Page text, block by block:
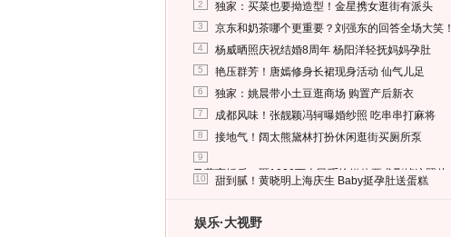
2 独家：买菜也要拗造型！金星携女逛街有派头
3 京东和奶茶哪个更重要？刘强东的回答全场大笑！
4 杨威晒照庆祝结婚8周年 杨阳洋轻抚妈妈孕肚
5 艳压群芳！唐嫣修身长裙现身活动 仙气儿足
6 独家：姚晨带小土豆逛商场 购置产后新衣
7 成都风味！张靓颖冯轲曝婚纱照 吃串串打麻将
8 接地气！阔太熊黛林打扮休闲逛街买厕所泵
9
马蓉离婚后，砸1000万人民币给媒体要求删掉这照片
10 甜到腻！黄晓明上海庆生 Baby挺孕肚送蛋糕
娱乐·大视野